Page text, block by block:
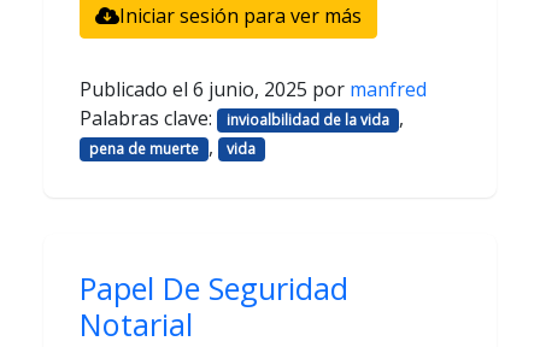
Iniciar sesión para ver más
Publicado el 6 junio, 2025 por manfred
Palabras clave:
invioalbilidad de la vida ,
pena de muerte , vida
Papel De Seguridad
Notarial